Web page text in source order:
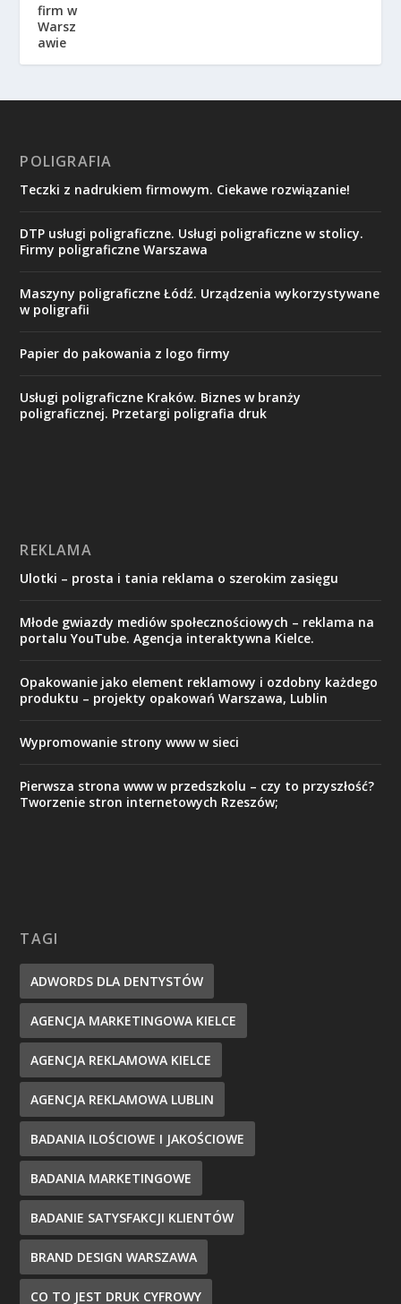
POLIGRAFIA
Teczki z nadrukiem firmowym. Ciekawe rozwiązanie!
DTP usługi poligraficzne. Usługi poligraficzne w stolicy.
Firmy poligraficzne Warszawa
Maszyny poligraficzne Łódź. Urządzenia wykorzystywane
w poligrafii
Papier do pakowania z logo firmy
Usługi poligraficzne Kraków. Biznes w branży
poligraficznej. Przetargi poligrafia druk
REKLAMA
Ulotki – prosta i tania reklama o szerokim zasięgu
Młode gwiazdy mediów społecznościowych – reklama na
portalu YouTube. Agencja interaktywna Kielce.
Opakowanie jako element reklamowy i ozdobny każdego
produktu – projekty opakowań Warszawa, Lublin
Wypromowanie strony www w sieci
Pierwsza strona www w przedszkolu – czy to przyszłość?
Tworzenie stron internetowych Rzeszów;
TAGI
ADWORDS DLA DENTYSTÓW
AGENCJA MARKETINGOWA KIELCE
AGENCJA REKLAMOWA KIELCE
AGENCJA REKLAMOWA LUBLIN
BADANIA ILOŚCIOWE I JAKOŚCIOWE
BADANIA MARKETINGOWE
BADANIE SATYSFAKCJI KLIENTÓW
BRAND DESIGN WARSZAWA
CO TO JEST DRUK CYFROWY